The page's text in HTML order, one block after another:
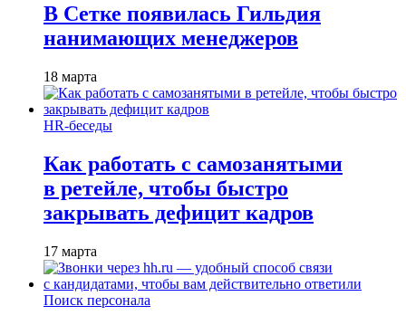
В Сетке появилась Гильдия
нанимающих менеджеров
18 марта
HR-беседы
Как работать с самозанятыми
в ретейле, чтобы быстро
закрывать дефицит кадров
17 марта
Поиск персонала